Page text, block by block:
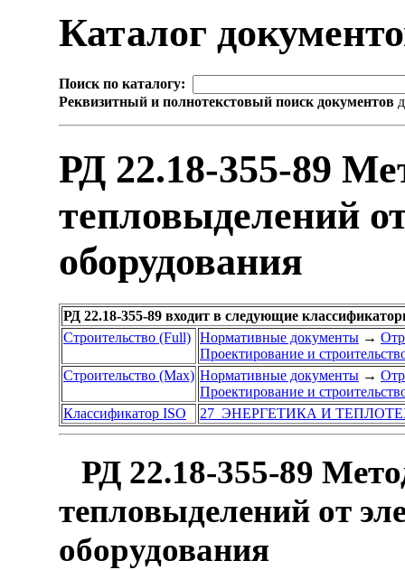
Каталог
Поиск по каталогу:
Реквизитный и полнотекстовый поиск документов
РД 22.18-355-89
тепловыделений
оборудования
РД 22.18-355-89 входит в следующие
Строительство (Full) Нормативные документы →
Проектирование и
Строительство (Max) Нормативные документы →
Проектирование и
Классификатор ISO
27 ЭНЕРГЕТИКА И
РД 22.18-355-89
тепловыделений от
оборудования